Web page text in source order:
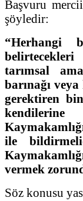
Başvuru
şöyledir:
“Herhangi
tarımsal
barınağı
gerektiren
kendilerine
ile
vermek
Söz konusu